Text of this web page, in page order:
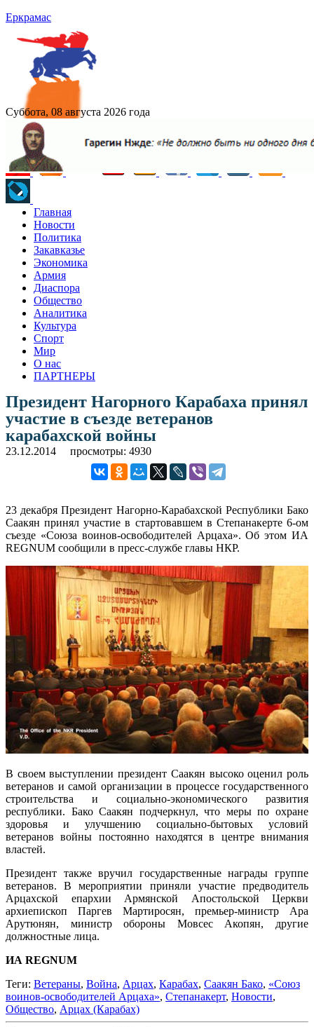
Еркрамас
Суббота, 08 августа 2026 года
Главная
Новости
Политика
Закавказье
Экономика
Армия
Диаспора
Общество
Аналитика
Культура
Спорт
Мир
О нас
ПАРТНЕРЫ
Президент Нагорного Карабаха принял
участие в съезде ветеранов
карабахской войны
23.12.2014 просмотры: 4930
23 декабря Президент Нагорно-Карабахской Республики Бако
Саакян принял участие в стартовавшем в Степанакерте 6-ом
съезде «Союза воинов-освободителей Арцаха». Об этом ИА
REGNUM сообщили в пресс-службе главы НКР.
В своем выступлении президент Саакян высоко оценил роль
ветеранов и самой организации в процессе государственного
строительства и социально-экономического развития
республики. Бако Саакян подчеркнул, что меры по охране
здоровья и улучшению социально-бытовых условий
ветеранов войны постоянно находятся в центре внимания
властей.
Президент также вручил государственные награды группе
ветеранов. В мероприятии приняли участие предводитель
Арцахской епархии Армянской Апостольской Церкви
архиепископ Паргев Мартиросян, премьер-министр Ара
Арутюнян, министр обороны Мовсес Акопян, другие
должностные лица.
ИА REGNUM
Теги: Ветераны, Война, Арцах, Карабах, Саакян Бако, «Союз
воинов-освободителей Арцаха», Степанакерт, Новости,
Общество, Арцах (Карабах)